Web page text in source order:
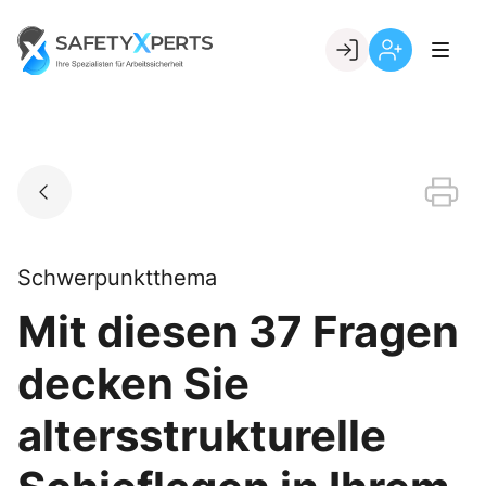
content
Go to landing page.
Schwerpunktthema
Mit diesen 37 Fragen
decken Sie
altersstrukturelle